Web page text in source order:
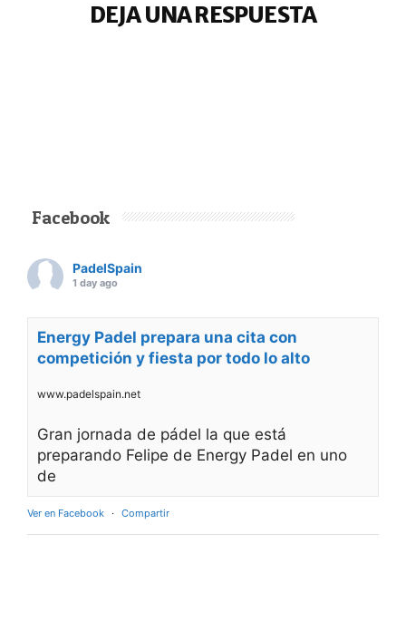
DEJA UNA RESPUESTA
Facebook
PadelSpain
1 day ago
Energy Padel prepara una cita con
competición y fiesta por todo lo alto
www.padelspain.net
Gran jornada de pádel la que está
preparando Felipe de Energy Padel en uno
de
Ver en Facebook · Compartir